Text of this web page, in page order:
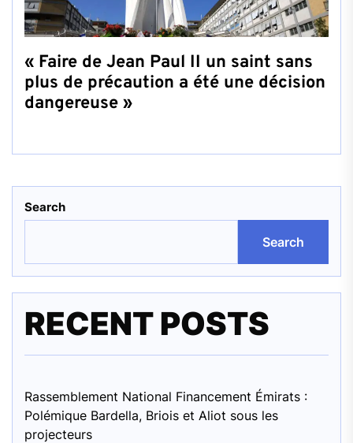
« Faire de Jean Paul II un saint sans
plus de précaution a été une décision
dangereuse »
Search
Search
RECENT POSTS
Rassemblement National Financement Émirats :
Polémique Bardella, Briois et Aliot sous les
projecteurs